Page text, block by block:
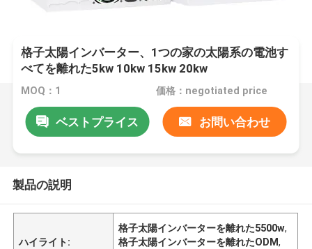
格子太陽インバーター、1つの家の太陽系の電池す
べてを離れた5kw 10kw 15kw 20kw
MOQ：1 価格：negotiated price
ベストプライス お問い合わせ
製品の説明
ハイライト:
格子太陽インバーターを離れた5500w,
格子太陽インバーターを離れたODM,